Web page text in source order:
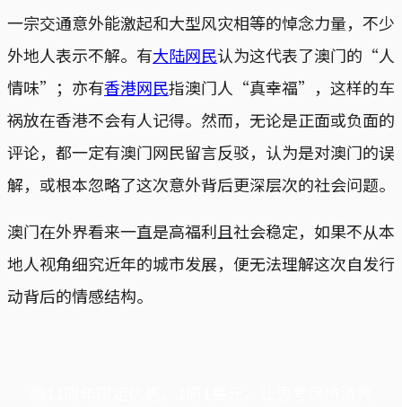
一宗交通意外能激起和大型风灾相等的悼念力量，不少
外地人表示不解。有大陆网民认为这代表了澳门的“人
情味”；亦有香港网民指澳门人“真幸福”，这样的车
祸放在香港不会有人记得。然而，无论是正面或负面的
评论，都一定有澳门网民留言反驳，认为是对澳门的误
解，或根本忽略了这次意外背后更深层次的社会问题。
澳门在外界看来一直是高福利且社会稳定，如果不从本
地人视角细究近年的城市发展，便无法理解这次自发行
动背后的情感结构。